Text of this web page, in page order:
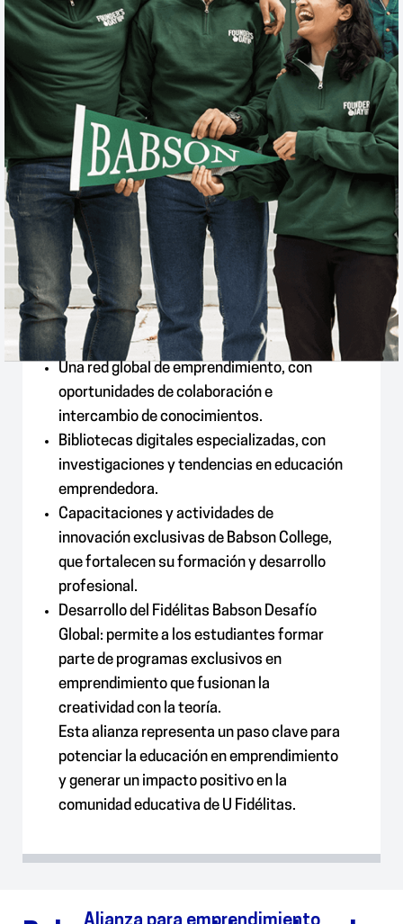
Gracias a esta membresía, los estudiantes
y docentes de U Fidélitas tienen acceso a:
Una red global de emprendimiento, con
oportunidades de colaboración e
intercambio de conocimientos.
Bibliotecas digitales especializadas, con
investigaciones y tendencias en educación
emprendedora.
Capacitaciones y actividades de
innovación exclusivas de Babson College,
que fortalecen su formación y desarrollo
profesional.
Desarrollo del Fidélitas Babson Desafío
Global: permite a los estudiantes formar
parte de programas exclusivos en
emprendimiento que fusionan la
creatividad con la teoría.
Esta alianza representa un paso clave para
potenciar la educación en emprendimiento
y generar un impacto positivo en la
comunidad educativa de U Fidélitas.